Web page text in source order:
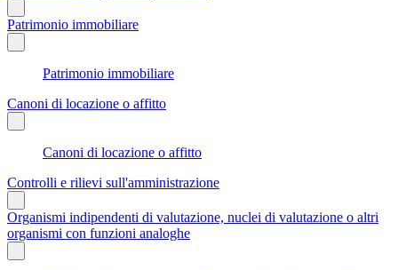
Patrimonio immobiliare
Patrimonio immobiliare
Canoni di locazione o affitto
Canoni di locazione o affitto
Controlli e rilievi sull'amministrazione
Organismi indipendenti di valutazione, nuclei di valutazione o altri
organismi con funzioni analoghe